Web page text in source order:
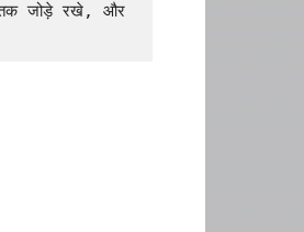
जोड़े रखे, और